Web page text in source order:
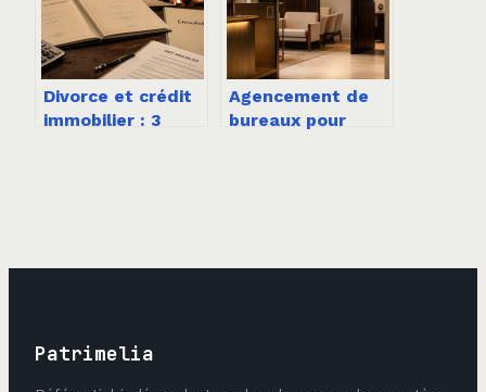
ans ?
Divorce et crédit
immobilier : 3
Agencement de
bureaux pour
Patrimelia